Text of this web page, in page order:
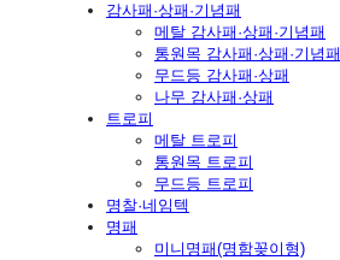
감사패·상패·기념패
메탈 감사패·상패·기념패
통원목 감사패·상패·기념패
무드등 감사패·상패
나무 감사패·상패
트로피
메탈 트로피
통원목 트로피
무드등 트로피
명찰·네임텍
명패
미니명패(명함꽂이형)